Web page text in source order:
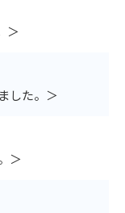
＞
した。＞
＞